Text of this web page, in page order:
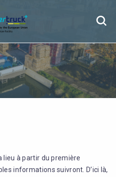
lieu à partir du première
informations suivront. D’ici là,